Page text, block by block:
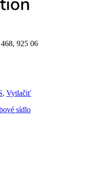
925 06
, Vytlačiť
sídlo